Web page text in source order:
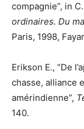
compagnie”, in
ordinaires. Du
Paris, 1998,
Erikson E., “De
chasse, alliance
amérindienne”,
140.